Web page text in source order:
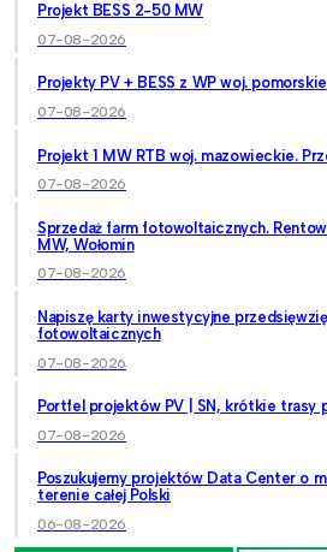
Projekt BESS 2-50 MW
07-08-2026
Projekty PV + BESS z WP woj. pomorskie
07-08-2026
Projekt 1 MW RTB woj. mazowieckie.
07-08-2026
Sprzedaż farm fotowoltaicznych.
MW, Wołomin
07-08-2026
Napiszę karty inwestycyjne
fotowoltaicznych
07-08-2026
Portfel projektów PV | SN, krótkie trasy
07-08-2026
Poszukujemy projektów Data Center o
terenie całej Polski
06-08-2026